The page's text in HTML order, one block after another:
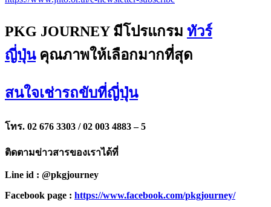
PKG JOURNEY มีโปรแกรม ทัวร์
ญี่ปุ่นคุณภาพให้เลือกมากที่สุด
สนใจเช่ารถขับที่ญี่ปุ่น
โทร. 02 676 3303 / 02 003 4883 – 5
ติดตามข่าวสารของเราได้ที่
Line id : @pkgjourney
Facebook page : https://www.facebook.com/pkgjourney/